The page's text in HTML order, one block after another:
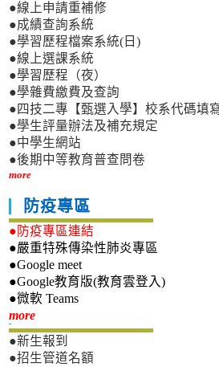
●線上申請重補修
●成績查詢系統
●學習歷程檔案系統(日)
●線上選課系統
●學習歷程（夜）
●學雜費繳費及查詢
●四技二專【甄選入學】校系代碼填
●學生評量辦法及補充規定
●中學生網站
●後期中等教育普查問卷
more
防疫專區
●防疫專區連結
●嚴重特殊傳染性肺炎專區
●Google meet
●Google教育版(教育雲登入)
●微軟 Teams
more新生專區
●新生報到
●招生管道名額